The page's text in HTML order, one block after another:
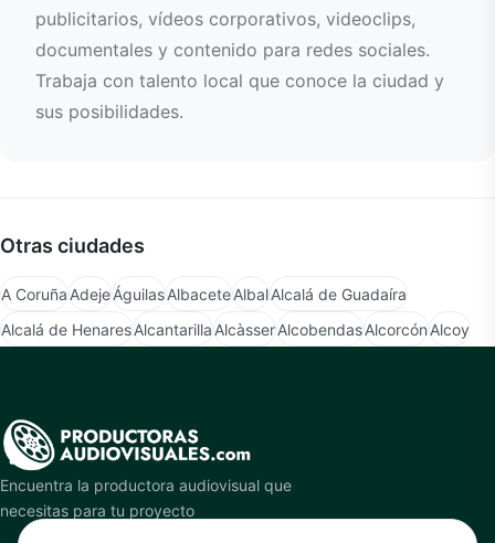
publicitarios, vídeos corporativos, videoclips,
documentales y contenido para redes sociales.
Trabaja con talento local que conoce la ciudad y
sus posibilidades.
Otras ciudades
A CoruñaAdejeÁguilasAlbaceteAlbalAlcalá de Guadaíra
Alcalá de HenaresAlcantarillaAlcàsserAlcobendasAlcorcónAlcoy
Encuentra la productora audiovisual que
necesitas para tu proyecto